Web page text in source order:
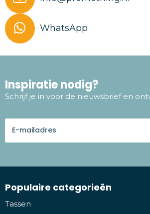
WhatsApp
Inspiratie nodig?
Schrijf je in voor de nieuwsbrief en
Populaire categorieën
Tassen